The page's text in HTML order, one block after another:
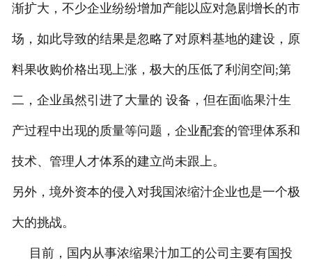
渐扩大，不少企业纷纷增加产能以应对急剧增长的市
场，如此导致的结果是忽略了对原料基地的建设，原
料果收购价格出现上涨，极大的压低了利润空间;第
二，企业虽然引进了大量的 设备，但在面临果汁生
产过程中出现的质量等问题，企业配套的管理体系和
技术、管理人才体系的建立尚未跟上。
另外，境外资本的侵入对我国浓缩汁企业也是一个极
大的挑战。
目前，国内从事浓缩果汁加工的公司主要有国投